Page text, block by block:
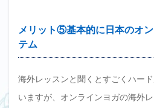
メリット⑤基本的に日本のオ
テム
海外レッスンと聞くとすごくハー
いますが、オンラインヨガの海外